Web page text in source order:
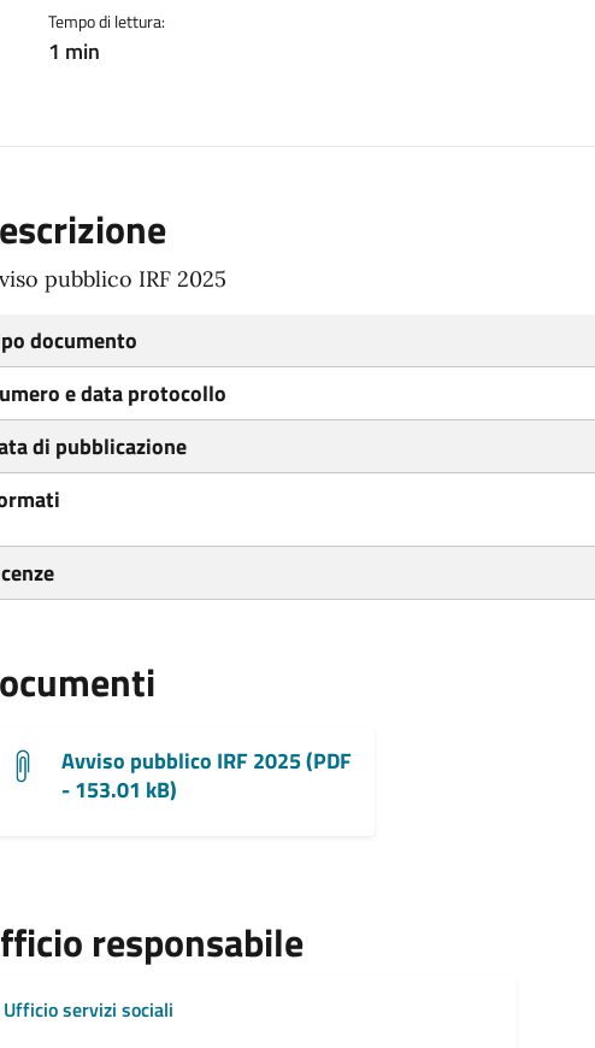
Tempo di lettura:
1 min
pubblico IRF 2025
documento
e data protocollo
di pubblicazione
Avviso pubblico IRF 2025 (PDF
- 153.01 kB)
responsabile
Ufficio servizi sociali